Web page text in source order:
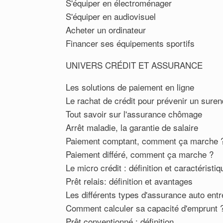
S'équiper en électroménager
S'équiper en audiovisuel
Acheter un ordinateur
Financer ses équipements sportifs
UNIVERS CRÉDIT ET ASSURANCE
Les solutions de paiement en ligne
Le rachat de crédit pour prévenir un
Tout savoir sur l'assurance chômage
Arrêt maladie, la garantie de salaire
Paiement comptant, comment ça marche
Paiement différé, comment ça marche ?
Le micro crédit : définition et
Prêt relais: définition et avantages
Les différents types d'assurance auto
Comment calculer sa capacité d'emprunt